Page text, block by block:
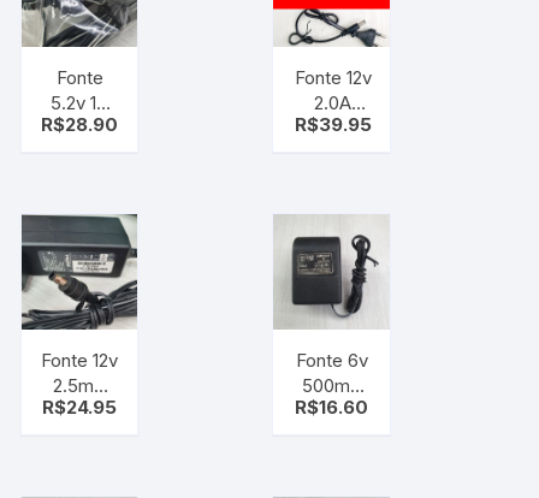
Fonte
5.2v 1A
Bivolt –
R$28.90
Fonte 12v
2.0A
resistente
1202000 –
PLUG P4
– speed
dome
R$39.95
Fonte 12v
2.5mA
Bivolt /
R$24.95
Fonte 6v
500mA
Bivolt –
R$16.60